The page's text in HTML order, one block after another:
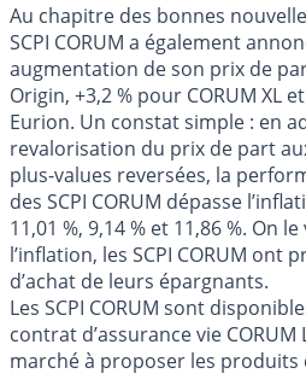
Au chapitre des bonnes
SCPI CORUM a également
augmentation de son prix de
Origin, +3,2 % pour CORUM XL
Eurion. Un constat simple : en
revalorisation du prix de part
plus-values reversées, la
des SCPI CORUM dépasse
11,01 %, 9,14 % et 11,86 %. On
l’inflation, les SCPI CORUM ont
d’achat de leurs épargnants.
Les SCPI CORUM sont
contrat d’assurance vie
marché à proposer les produits